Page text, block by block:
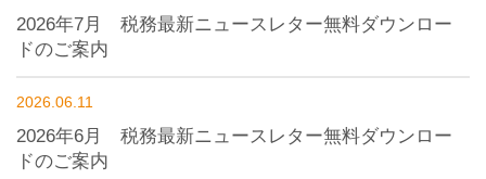
2026年7月 税務最新ニュースレター無料ダウンロー
ドのご案内
2026.06.11
2026年6月 税務最新ニュースレター無料ダウンロー
ドのご案内